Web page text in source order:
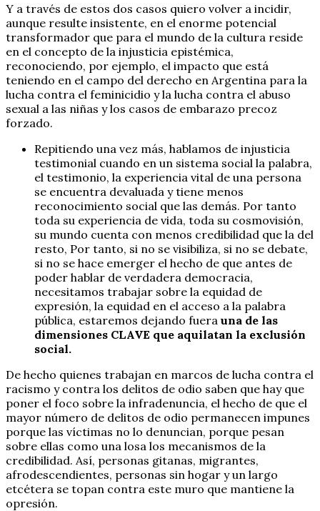
Y a través de estos dos casos quiero volver a incidir,
aunque resulte insistente, en el enorme potencial
transformador que para el mundo de la cultura reside
en el concepto de la injusticia epistémica,
reconociendo, por ejemplo, el impacto que está
teniendo en el campo del derecho en Argentina para la
lucha contra el feminicidio y la lucha contra el abuso
sexual a las niñas y los casos de embarazo precoz
forzado.
Repitiendo una vez más, hablamos de injusticia
testimonial cuando en un sistema social la palabra,
el testimonio, la experiencia vital de una persona
se encuentra devaluada y tiene menos
reconocimiento social que las demás. Por tanto
toda su experiencia de vida, toda su cosmovisión,
su mundo cuenta con menos credibilidad que la del
resto, Por tanto, si no se visibiliza, si no se debate,
si no se hace emerger el hecho de que antes de
poder hablar de verdadera democracia,
necesitamos trabajar sobre la equidad de
expresión, la equidad en el acceso a la palabra
pública, estaremos dejando fuera una de las
dimensiones CLAVE que aquilatan la exclusión
social.
De hecho quienes trabajan en marcos de lucha contra el
racismo y contra los delitos de odio saben que hay que
poner el foco sobre la infradenuncia, el hecho de que el
mayor número de delitos de odio permanecen impunes
porque las víctimas no lo denuncian, porque pesan
sobre ellas como una losa los mecanismos de la
credibilidad. Así, personas gitanas, migrantes,
afrodescendientes, personas sin hogar y un largo
etcétera se topan contra este muro que mantiene la
opresión.